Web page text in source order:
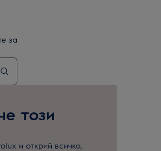
за
този
и открий всичко,